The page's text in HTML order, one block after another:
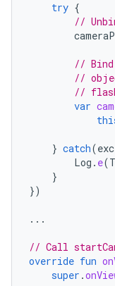
try {
//
// Bind
//
//
var
} catch(exc
Log . e(
}
})
...
// Call
override fun
super .